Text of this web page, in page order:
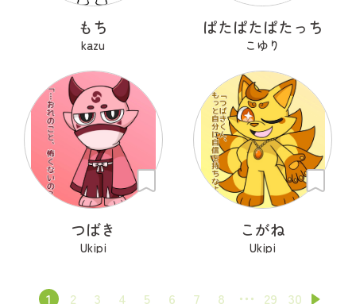
もち
kazu
ぱたぱたぱたっち
こゆり
つばき
Ukipi
こがね
Ukipi
1 2 3 4 5 6 7 8 29 30